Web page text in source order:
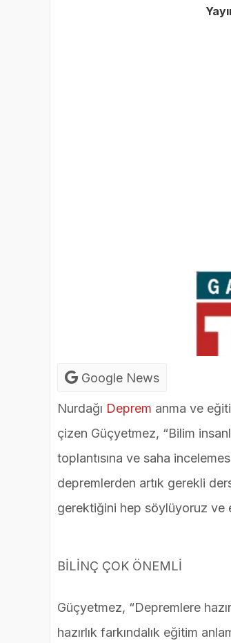
Google News
Nurdağı Deprem anma ve
çizen Güçyetmez, “Bilim
toplantısına ve saha
depremlerden artık gerekli
gerektiğini hep söylüyoruz ve
BİLİNÇ ÇOK ÖNEMLİ
Güçyetmez, “Depremlere
hazırlık farkındalık eğitim